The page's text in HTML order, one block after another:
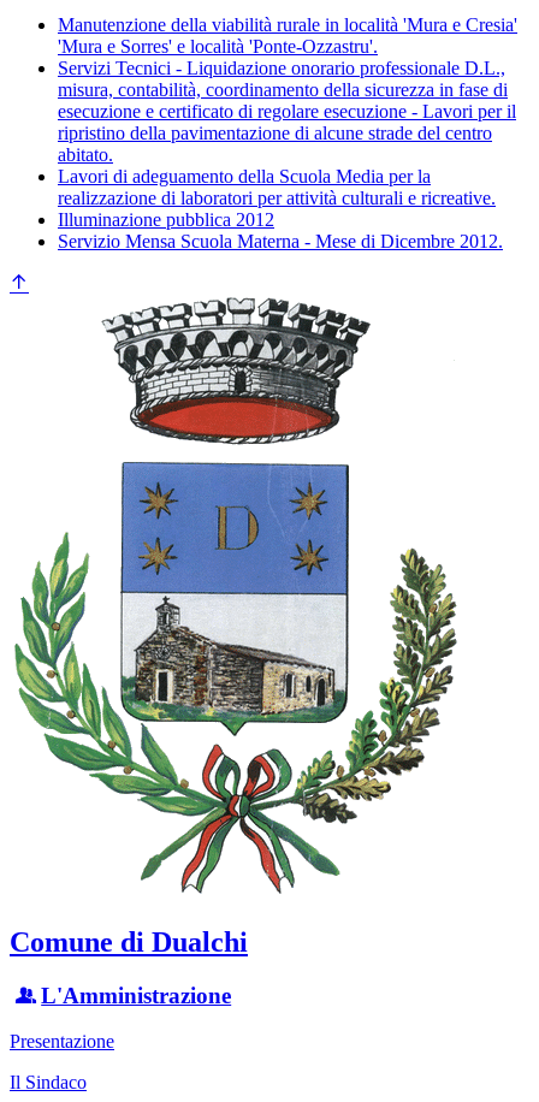
Manutenzione della viabilità rurale in località 'Mura e Cresia'
'Mura e Sorres' e località 'Ponte-Ozzastru'.
Servizi Tecnici - Liquidazione onorario professionale D.L.,
misura, contabilità, coordinamento della sicurezza in fase di
esecuzione e certificato di regolare esecuzione - Lavori per il
ripristino della pavimentazione di alcune strade del centro
abitato.
Lavori di adeguamento della Scuola Media per la
realizzazione di laboratori per attività culturali e ricreative.
Illuminazione pubblica 2012
Servizio Mensa Scuola Materna - Mese di Dicembre 2012.
Comune di Dualchi
L'Amministrazione
Presentazione
Il Sindaco